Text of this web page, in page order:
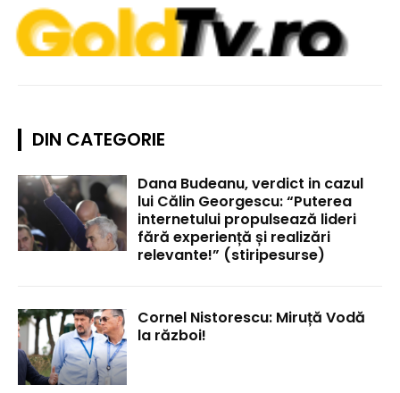
DIN CATEGORIE
Dana Budeanu, verdict in cazul
lui Călin Georgescu: “Puterea
internetului propulsează lideri
fără experiență și realizări
relevante!” (stiripesurse)
Cornel Nistorescu: Miruță Vodă
la război!